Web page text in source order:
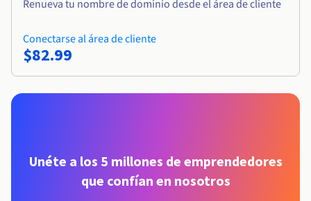
Renueva tu nombre de dominio desde el área de cliente
Conectarse al área de cliente
$82.99
Unéte a los 5 millones de emprendedores
que confían en nosotros